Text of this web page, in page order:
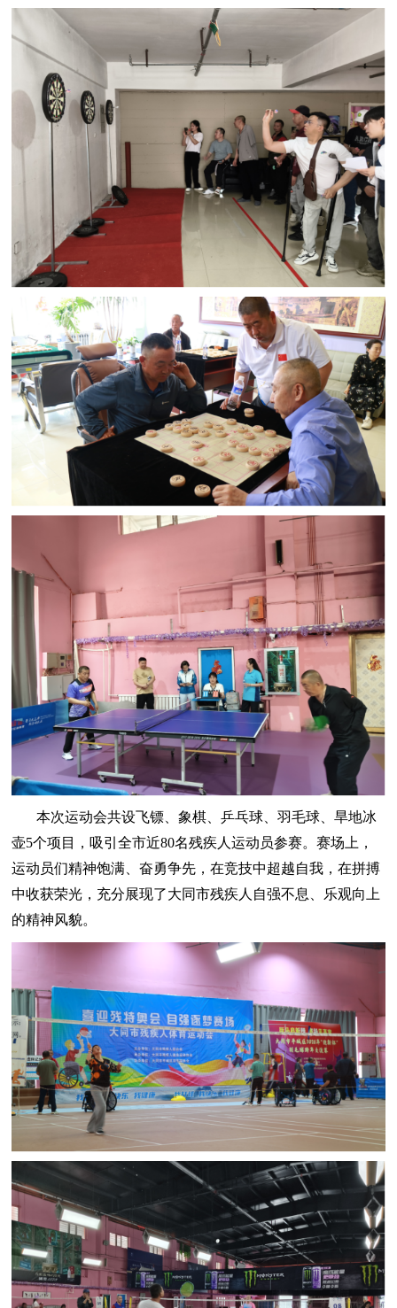
本次运动会共设飞镖、象棋、乒乓球、羽毛球、旱地冰
壶5个项目，吸引全市近80名残疾人运动员参赛。赛场上，
运动员们精神饱满、奋勇争先，在竞技中超越自我，在拼搏
中收获荣光，充分展现了大同市残疾人自强不息、乐观向上
的精神风貌。